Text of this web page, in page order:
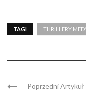
TAGI THRILLERY
Poprzedni Artykuł